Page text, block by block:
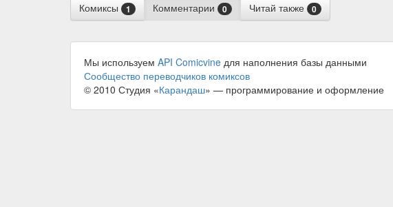
Комиксы 1 Комментарии 0 Читай также 0
Мы используем API Comicvine для наполнения базы данными
Сообщество переводчиков комиксов
© 2010 Студия «Карандаш» — программирование и оформление